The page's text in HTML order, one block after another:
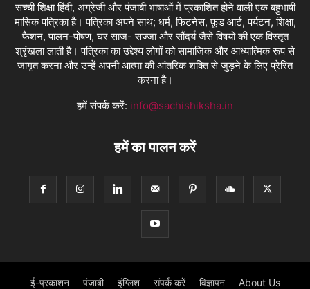
सच्ची शिक्षा हिंदी, अंग्रेजी और पंजाबी भाषाओं में प्रकाशित होने वाली एक बहुभाषी
मासिक पत्रिका है। पत्रिका अपने साथ; धर्म, फिटनेस, फ़ूड आर्ट, पर्यटन, शिक्षा,
फैशन, पालन-पोषण, घर साज- सज्जा और सौंदर्य जैसे विषयों की एक विस्तृत
श्रृंखला लाती है। पत्रिका का उद्देश्य लोगों को सामाजिक और आध्यात्मिक रूप से
जागृत करना और उन्हें अपनी आत्मा की आंतरिक शक्ति से जुड़ने के लिए प्रेरित
करना है।
हमें संपर्क करें: info@sachishiksha.in
हमें का पालन करें
ई-प्रकाशन पंजाबी इंग्लिश संपर्क करें विज्ञापन About Us